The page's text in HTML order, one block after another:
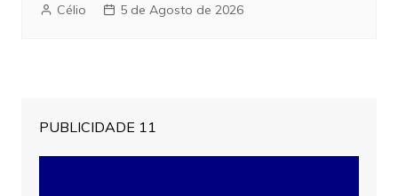
Célio 5 de Agosto de 2026
PUBLICIDADE 11